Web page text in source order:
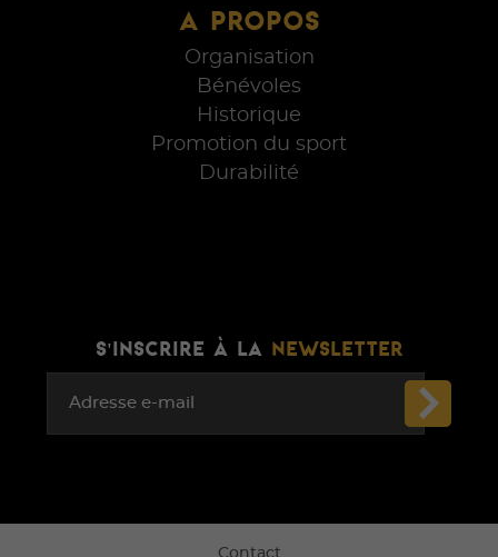
A PROPOS
Organisation
Bénévoles
Historique
Promotion du sport
Durabilité
S'INSCRIRE À LA NEWSLETTER
Adresse e-mail
Contact